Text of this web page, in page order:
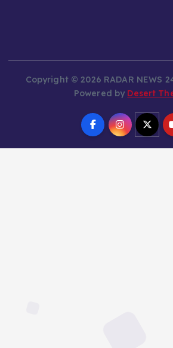
Copyright © 2026 RADAR NEWS 24
Powered by Desert